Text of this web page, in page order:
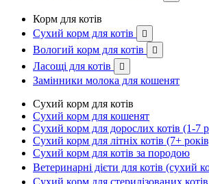
Корм для котів
Сухий корм для котів

Вологий корм для котів 
Ласощі для котів 
Замінники молока для кошенят
Сухий корм для котів
Сухий корм для кошенят
Сухий корм для дорослих котів (1-7
Сухий корм для літніх котів (7+
Сухий корм для котів за породою
Ветеринарні дієти для котів (сухий
Сухий корм для стерилізованих котів